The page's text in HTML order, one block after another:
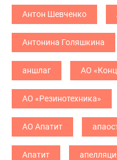
Антон Шевченко
Антонина Голяшкина
аншлаг АО
АО «Резинотехника»
АО Апатит
Апатит